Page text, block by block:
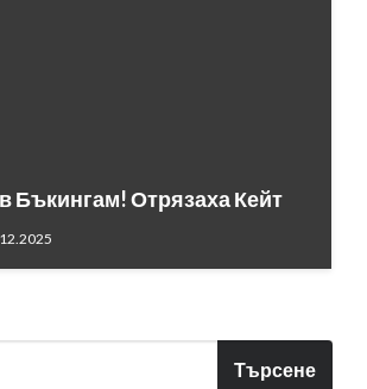
Бъкингам! Отрязаха Кейт
Търсене